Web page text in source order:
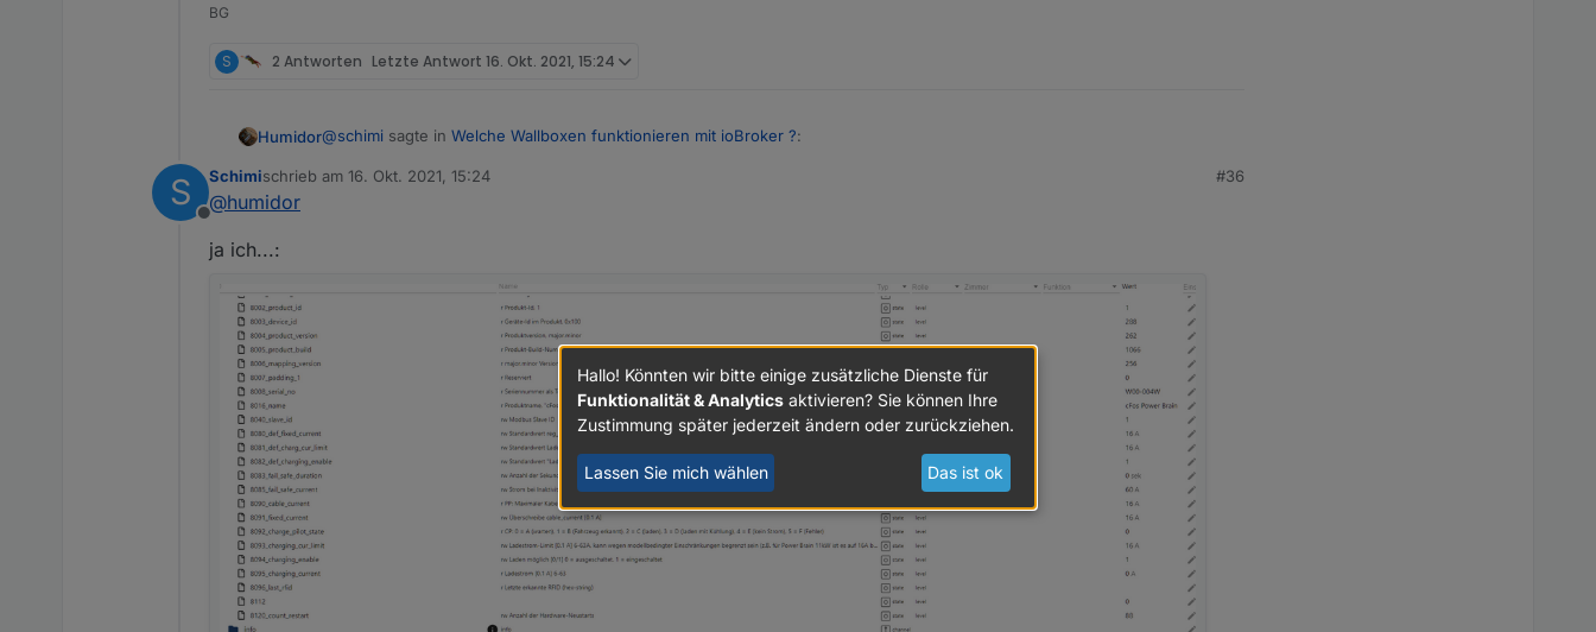
BG
S 2 Antworten Letzte Antwort 16. Okt. 2021, 15:24
Humidor@schimi sagte in Welche Wallboxen funktionieren mit ioBroker ?:
Zusatzlich gint es die Möglichkeit eine automatik einzuschalten... Mit zusätzlichen Messgeräten (z.b. Shelly3EM)
sogar einfach einzurichtendes PV Überschuss laden
wie schaut die Schnittstelle aus, weiters dann auf welchen Variablen kann ich aufsetzen.
Ich benötige keine Automatiken.
S
Offline
Schimischrieb am 16. Okt. 2021, 15:24
zuletzt editiert von
#36
@humidor
ja ich...:
Hallo! Könnten wir bitte einige zusätzliche Dienste für
Funktionalität & Analytics aktivieren? Sie können Ihre
Zustimmung später jederzeit ändern oder zurückziehen.
Lassen Sie mich wählen Das ist ok